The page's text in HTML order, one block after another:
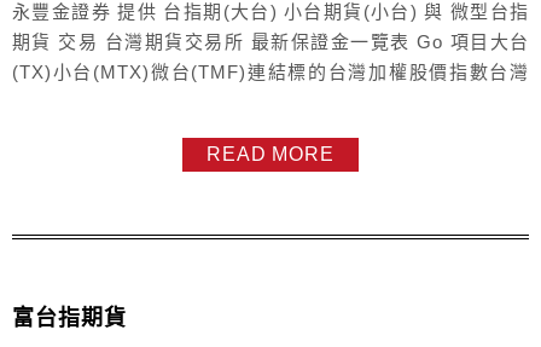
永豐金證券 提供 台指期(大台) 小台期貨(小台) 與 微型台指
期貨 交易 台灣期貨交易所 最新保證金一覽表 Go 項目大台
(TX)小台(MTX)微台(TMF)連結標的台灣加權股價指數台灣
50元10元原始保證金89,000元80,500元13,650元維持保證金
247,000元68,250元17,800元合約價值*(台幣)成交價*200成
READ MORE
富台指期貨